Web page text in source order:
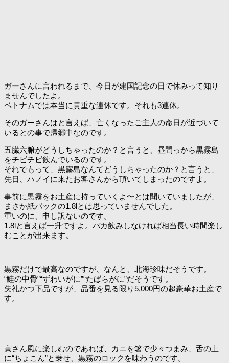
ガーさんに言われるまで、今日が建国記念の日で休みって知り
ませんでしたよ。
ベトナムでは本当に貴重な連休です。それも3連休。
そのガーさんはと言えば、亡くなったご主人の命日が近づいて
いるとの事で帰郷中なのです。
五臓六腑がどうしちゃったのか？と言うと、昼間っから黒霧島
をチビチビ飲んでいるのです。
それでもって、黒霧島なんてどうしちゃったのか？と言うと、
先日、ハノイに来たお客さんから頂いてしまったのですよ。
事前に黒霧をお土産に持っていくよ〜とは聞いていましたが、
まさか紙パックの1.8lとは思っていませんでした。
重いのに、申し訳ないのです。
1.8lと言えば一升ですよ。バカ飲みしなければ相当長い時間楽し
むことが出来ます。
黒霧だけで最高なのですが、なんと、北海珍味だそうです。
“鮭の中骨”“ずわいがに”“たばらがに”だそうです。
失礼かつ下品ですが、品番を見る限り5,000円の超豪華お土産で
す。
寅さん風に楽しむのであれば、カニを箸で少々つまみ、舌の上
に“ちょこん”と乗せ、黒霧のロックを味わうのです。